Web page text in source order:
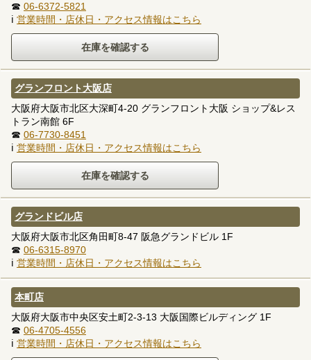
☎ 06-6372-5821
ℹ 営業時間・店休日・アクセス情報はこちら
グランフロント大阪店
大阪府大阪市北区大深町4-20 グランフロント大阪 ショップ&レス
トラン南館 6F
☎ 06-7730-8451
ℹ 営業時間・店休日・アクセス情報はこちら
グランドビル店
大阪府大阪市北区角田町8-47 阪急グランドビル 1F
☎ 06-6315-8970
ℹ 営業時間・店休日・アクセス情報はこちら
本町店
大阪府大阪市中央区安土町2-3-13 大阪国際ビルディング 1F
☎ 06-4705-4556
ℹ 営業時間・店休日・アクセス情報はこちら